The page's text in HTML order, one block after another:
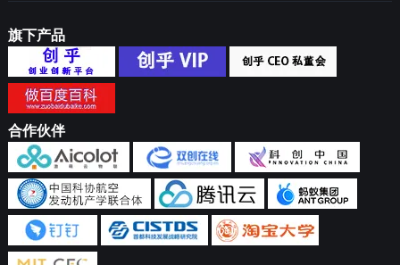
旗下产品
合作伙伴